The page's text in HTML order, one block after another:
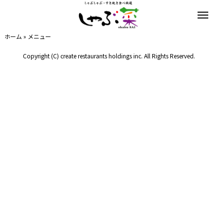
ホーム » メニュー
Copyright (C) create restaurants holdings inc. All Rights Reserved.